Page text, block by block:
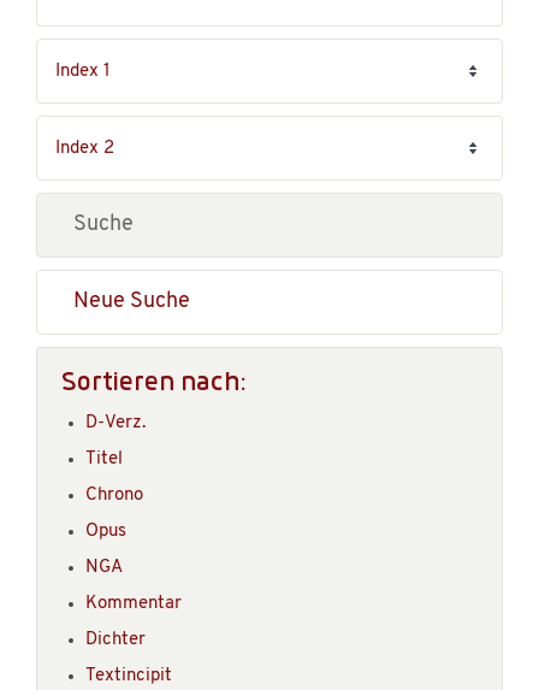
Neue Suche
Sortieren nach:
D-Verz.
Titel
Chrono
Opus
NGA
Kommentar
Dichter
Textincipit